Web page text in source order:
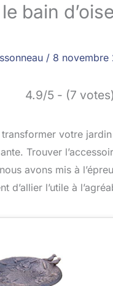
bain
/ 8 novembre
4.9/5 - (7 votes)
votre
Trouver
avons mis à
d’allier l’utile à